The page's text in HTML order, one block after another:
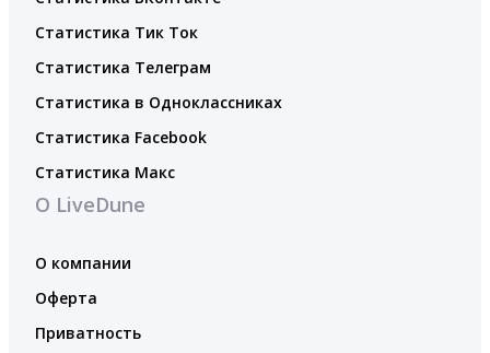
Статистика Тик Ток
Статистика Телеграм
Статистика в Одноклассниках
Статистика Facebook
Статистика Макс
О LiveDune
О компании
Оферта
Приватность